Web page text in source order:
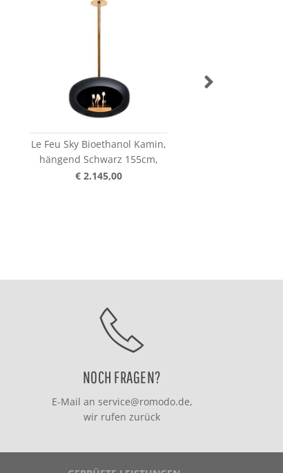
Le Feu Sky Bioethanol Kamin,
hängend Schwarz 155cm,
€ 2.145,00
NOCH FRAGEN?
E-Mail an service@romodo.de,
wir rufen zurück